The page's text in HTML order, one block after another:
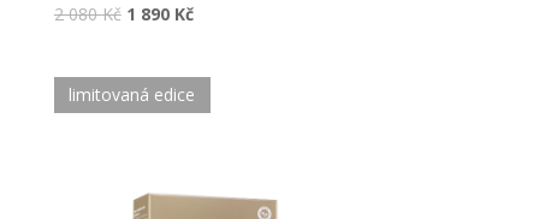
2 080Kč 1 890 Kč
limitovaná edice